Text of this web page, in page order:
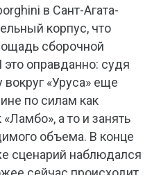
в Сант-Агата-
корпус, что
сборочной
оправданно: судя
«Уруса» еще
по силам как
а то и занять
объема. В конце
сценарий наблюдался